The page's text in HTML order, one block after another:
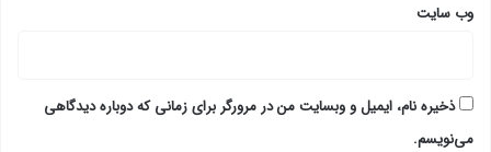
وب‌ سایت
ذخیره نام، ایمیل و وبسایت من در مرورگر برای زمانی که دوباره دیدگاهی
می‌نویسم.